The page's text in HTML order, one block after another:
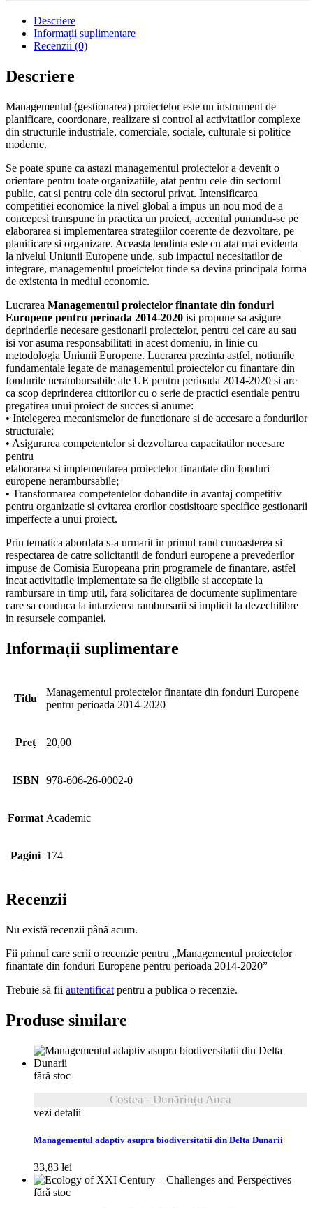
Descriere
Informații suplimentare
Recenzii (0)
Descriere
Managementul (gestionarea) proiectelor este un instrument de
planificare, coordonare, realizare si control al activitatilor complexe
din structurile industriale, comerciale, sociale, culturale si politice
moderne.
Se poate spune ca astazi managementul proiectelor a devenit o
orientare pentru toate organizatiile, atat pentru cele din sectorul
public, cat si pentru cele din sectorul privat. Intensificarea
competitiei economice la nivel global a impus un nou mod de a
concepesi transpune in practica un proiect, accentul punandu-se pe
elaborarea si implementarea strategiilor coerente de dezvoltare, pe
planificare si organizare. Aceasta tendinta este cu atat mai evidenta
la nivelul Uniunii Europene unde, sub impactul necesitatilor de
integrare, managementul proeictelor tinde sa devina principala forma
de existenta in mediul economic.
Lucrarea Managementul proiectelor finantate din fonduri
Europene pentru perioada 2014-2020 isi propune sa asigure
deprinderile necesare gestionarii proiectelor, pentru cei care au sau
isi vor asuma responsabilitati in acest domeniu, in linie cu
metodologia Uniunii Europene. Lucrarea prezinta astfel, notiunile
fundamentale legate de managementul proiectelor cu finantare din
fondurile nerambursabile ale UE pentru perioada 2014-2020 si are
ca scop deprinderea cititorilor cu o serie de practici esentiale pentru
pregatirea unui proiect de succes si anume:
• Intelegerea mecanismelor de functionare si de accesare a fondurilor
structurale;
• Asigurarea competentelor si dezvoltarea capacitatilor necesare
pentru
elaborarea si implementarea proiectelor finantate din fonduri
europene nerambursabile;
• Transformarea competentelor dobandite in avantaj competitiv
pentru organizatie si evitarea erorilor costisitoare specifice gestionarii
imperfecte a unui proiect.
Prin tematica abordata s-a urmarit in primul rand cunoasterea si
respectarea de catre solicitantii de fonduri europene a prevederilor
impuse de Comisia Europeana prin programele de finantare, astfel
incat activitatile implementate sa fie eligibile si acceptate la
rambursare in timp util, fara solicitarea de documente suplimentare
care sa conduca la intarzierea rambursarii si implicit la dezechilibre
in resursele companiei.
Informații suplimentare
Titlu
Managementul proiectelor finantate din fonduri Europene
pentru perioada 2014-2020
Preț 20,00
ISBN 978-606-26-0002-0
Format Academic
Pagini 174
Recenzii
Nu există recenzii până acum.
Fii primul care scrii o recenzie pentru „Managementul proiectelor
finantate din fonduri Europene pentru perioada 2014-2020”
Trebuie să fii autentificat pentru a publica o recenzie.
Produse similare
fără stoc
Costea - Dunărințu Anca
vezi detalii
Managementul adaptiv asupra biodiversitatii din Delta Dunarii
33,83 lei
fără stoc